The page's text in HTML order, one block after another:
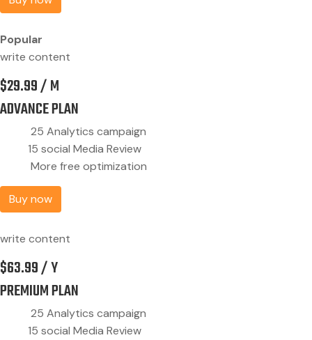
Popular
write content
$29.99/ M
ADVANCE PLAN
25 Analytics campaign
15 social Media Review
More free optimization
Buy now
write content
$63.99/ Y
PREMIUM PLAN
25 Analytics campaign
15 social Media Review